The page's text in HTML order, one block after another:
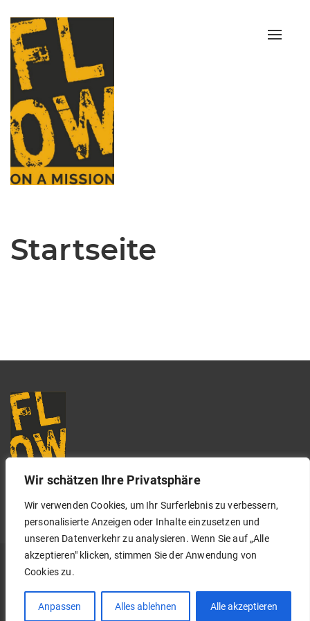
Wir schätzen Ihre Privatsphäre
Wir verwenden Cookies, um Ihr Surferlebnis zu verbessern,
personalisierte Anzeigen oder Inhalte einzusetzen und
unseren Datenverkehr zu analysieren. Wenn Sie auf „Alle
akzeptieren" klicken, stimmen Sie der Anwendung von
Cookies zu.
Anpassen Alles ablehnen Alle akzeptieren
Toggle
Startseite
Spotify
Copyright © 2026 Flowonamission. All Rights Reserved.
Impressum / Datenschutz